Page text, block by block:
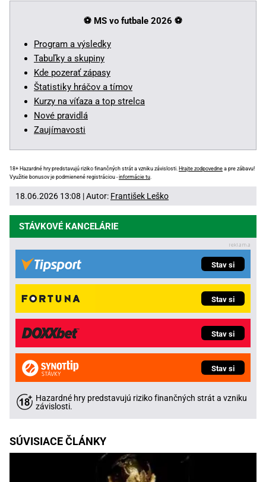
⚽ MS vo futbale 2026 ⚽
Program a výsledky
Tabuľky a skupiny
Kde pozerať zápasy
Štatistiky hráčov a tímov
Kurzy na víťaza a top strelca
Nové pravidlá
Zaujímavosti
18+ Hazardné hry predstavujú riziko finančných strát a vzniku závislosti. Hrajte zodpovedne a pre zábavu!
Využitie bonusov je podmienené registráciou -informácie tu
18.06.2026 13:08 | Autor: František Leško
STÁVKOVÉ KANCELÁRIE
Stav si
Stav si
Stav si
Stav si
Hazardné hry predstavujú riziko finančných strát a vzniku
závislosti.
SÚVISIACE ČLÁNKY